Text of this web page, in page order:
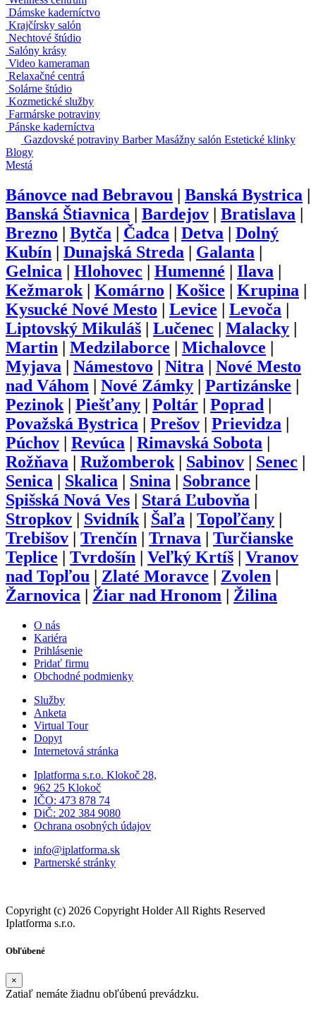
Grafické služby
Záhradné potreby
Zoznam SBS
SBS, Súkromná bezpečnostná služba
Materská škôlka
Štúdia krásy
Tetovacie štúdio
Wellness centrum
Dámske kaderníctvo
Krajčírsky salón
Nechtové štúdio
Salóny krásy
Relaxačné centrá
Solárne štúdio
Kozmetické služby
Farmárske potraviny
Pánske kaderníctva
Gazdovské
potraviny
Barber
Masážny
salón
Estetické
klinky
Blogy
Mestá
Bánovce nad Bebravou|Banská Bystrica
Banská Štiavnica|Bardejov|Bratislava
Brezno| Bytča|Čadca|Detva|Dolný
Kubín|Dunajská Streda| Galanta|
Gelnica| Hlohovec |Humenné|Ilava
Kežmarok|Komárno|Košice|Krupina
Kysucké Nové Mesto|Levice|Levoča
Liptovský Mikuláš|Lučenec|Malacky|
Martin
|Medzilaborce| Michalovce
Myjava |Námestovo|Nitra|Nové Mesto
nad Váhom|Nové Zámky |Partizánske
Pezinok| Piešťany |Poltár| Poprad|
Považská Bystrica
|Prešov|Prievidza|
Púchov|Revúca|Rimavská Sobota|
Rožňava| Ružomberok|Sabinov|Senec
Spišská Nová Ves
Stropkov|
Trebišov|Trenčín
Teplice
nad Topľou
Žarnovica|
O nás
Kariéra
Prihlásenie
Pridať firmu
Obchodné podmienky
Služby
Anketa
Virtual Tour
Iplatforma s.r.o. Klokoč 28,
962 25 Klokoč
DiČ: 202 384 9080
Partnerské stránky